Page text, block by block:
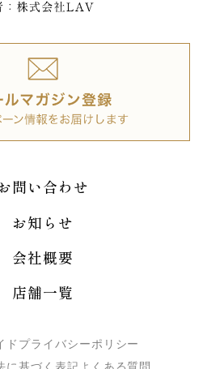
問い合わせ
お知らせ
会社概要
店舗一覧
ド プライバシーポリシー